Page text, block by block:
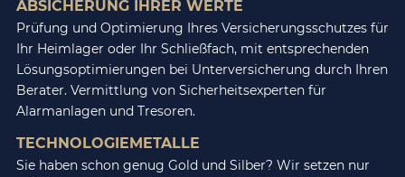
ABSICHERUNG IHRER WERTE
Prüfung und Optimierung Ihres Versicherungsschutzes für
Ihr Heimlager oder Ihr Schließfach, mit entsprechenden
Lösungsoptimierungen bei Unterversicherung durch Ihren
Berater. Vermittlung von Sicherheitsexperten für
Alarmanlagen und Tresoren.
TECHNOLOGIEMETALLE
Sie haben schon genug Gold und Silber? Wir setzen nur